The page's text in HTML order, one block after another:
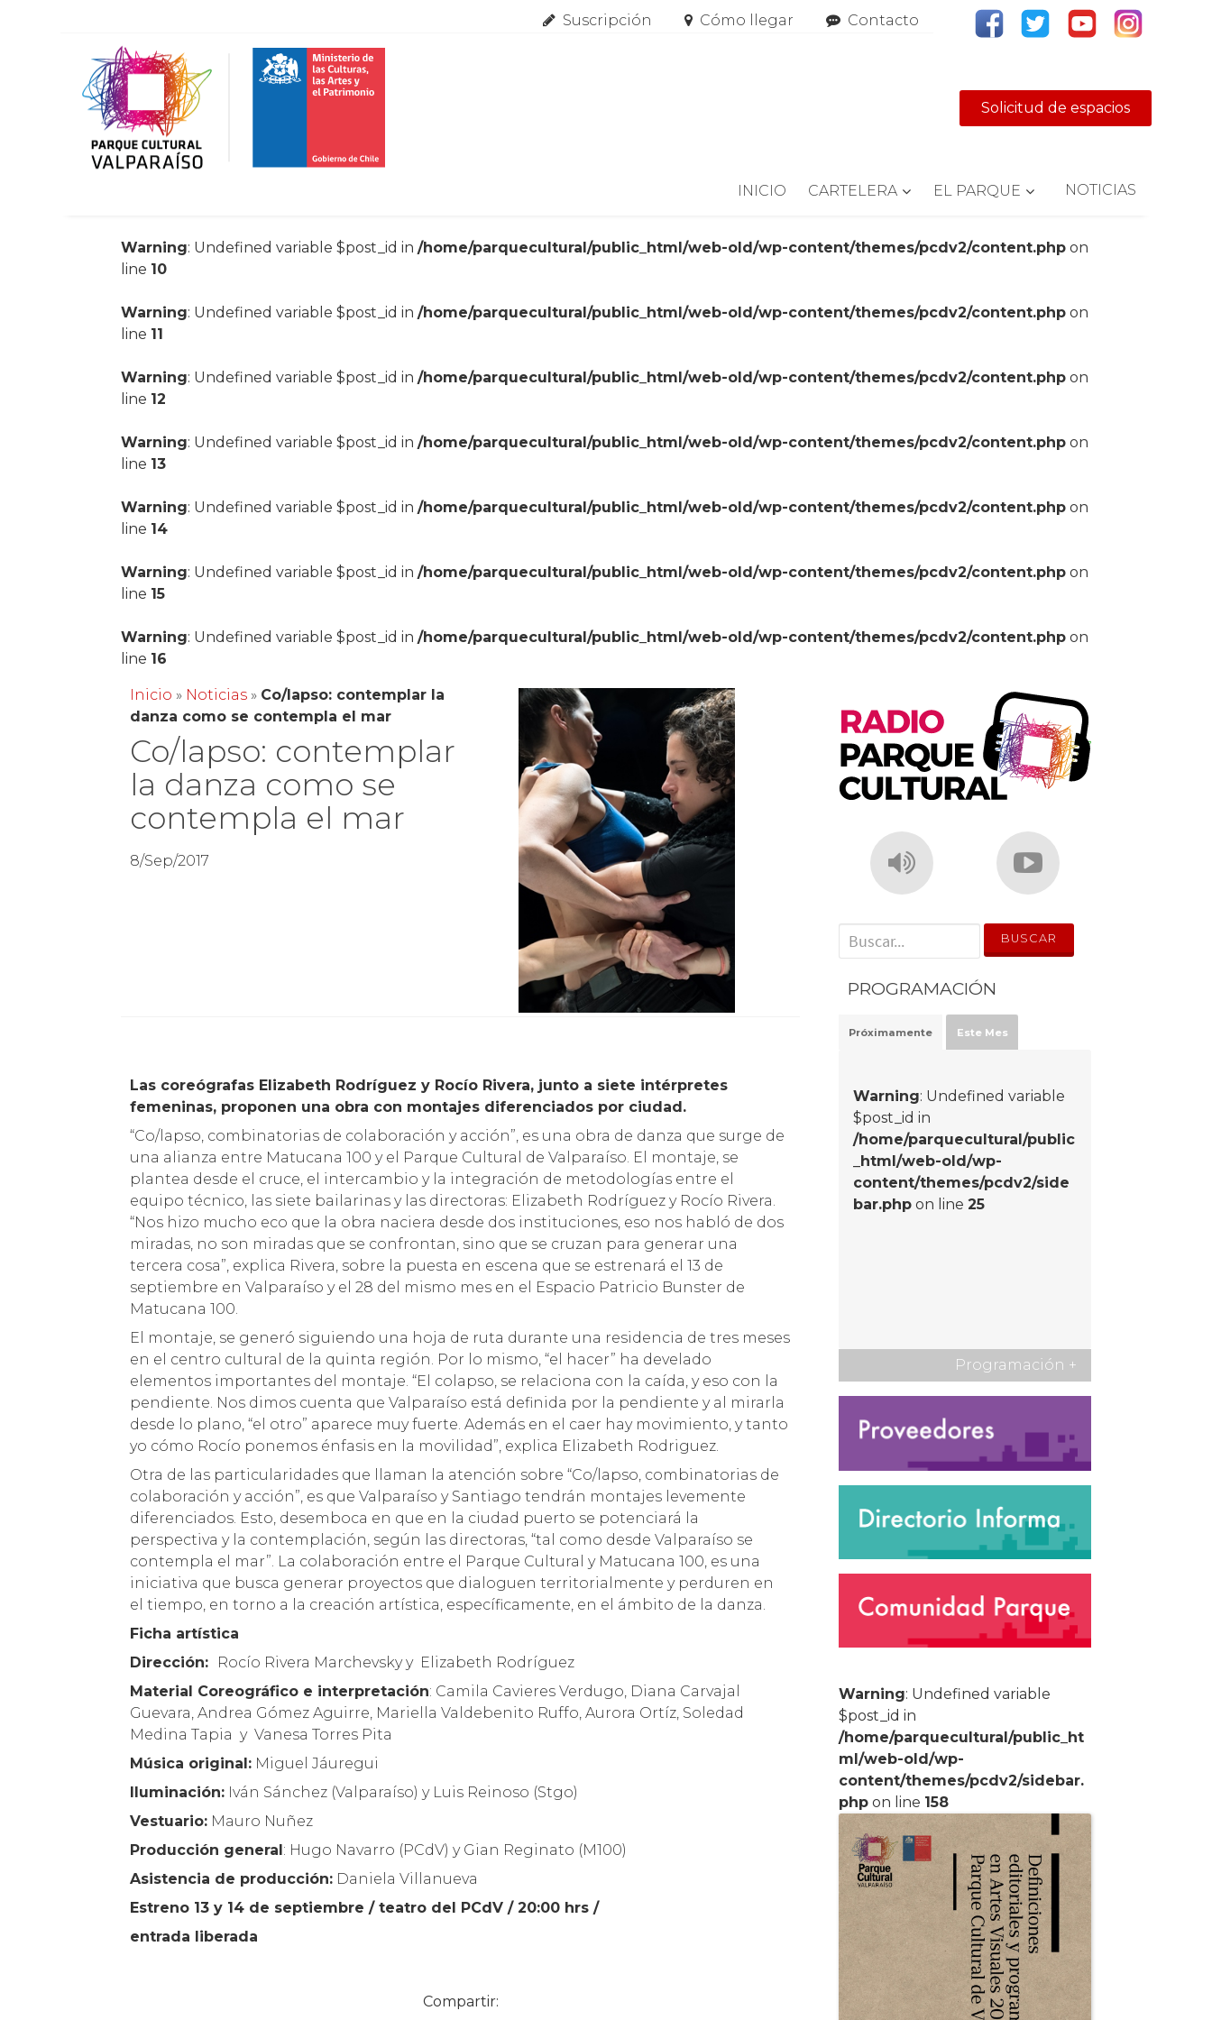
Suscripción Cómo llegar Contacto
Solicitud de espacios
INICIO CARTELERA EL PARQUE NOTICIAS
Warning: Undefined variable $post_id in/home/parquecultural/public_html/web-old/wp-content/themes/pcdv2/content.php on
line 10
Warning: Undefined variable $post_id in/home/parquecultural/public_html/web-old/wp-content/themes/pcdv2/content.php on
line 11
Warning: Undefined variable $post_id in/home/parquecultural/public_html/web-old/wp-content/themes/pcdv2/content.php on
line 12
Warning: Undefined variable $post_id in/home/parquecultural/public_html/web-old/wp-content/themes/pcdv2/content.php on
line 13
Warning: Undefined variable $post_id in/home/parquecultural/public_html/web-old/wp-content/themes/pcdv2/content.php on
line 14
Warning: Undefined variable $post_id in/home/parquecultural/public_html/web-old/wp-content/themes/pcdv2/content.php on
line 15
Warning: Undefined variable $post_id in/home/parquecultural/public_html/web-old/wp-content/themes/pcdv2/content.php on
line 16
Inicio » Noticias » Co/lapso: contemplar la
danza como se contempla el mar
Co/lapso: contemplar
la danza como se
contempla el mar
8/Sep/2017
Las coreógrafas Elizabeth Rodríguez y Rocío Rivera, junto a siete intérpretes
femeninas, proponen una obra con montajes diferenciados por ciudad.
“Co/lapso, combinatorias de colaboración y acción”, es una obra de danza que surge de
una alianza entre Matucana 100 y el Parque Cultural de Valparaíso. El montaje, se
plantea desde el cruce, el intercambio y la integración de metodologías entre el
equipo técnico, las siete bailarinas y las directoras: Elizabeth Rodríguez y Rocío Rivera.
“Nos hizo mucho eco que la obra naciera desde dos instituciones, eso nos habló de dos
miradas, no son miradas que se confrontan, sino que se cruzan para generar una
tercera cosa”, explica Rivera, sobre la puesta en escena que se estrenará el 13 de
septiembre en Valparaíso y el 28 del mismo mes en el Espacio Patricio Bunster de
Matucana 100.
El montaje, se generó siguiendo una hoja de ruta durante una residencia de tres meses
en el centro cultural de la quinta región. Por lo mismo, “el hacer” ha develado
elementos importantes del montaje. “El colapso, se relaciona con la caída, y eso con la
pendiente. Nos dimos cuenta que Valparaíso está definida por la pendiente y al mirarla
desde lo plano, “el otro” aparece muy fuerte. Además en el caer hay movimiento, y tanto
yo cómo Rocío ponemos énfasis en la movilidad”, explica Elizabeth Rodriguez.
Otra de las particularidades que llaman la atención sobre “Co/lapso, combinatorias de
colaboración y acción”, es que Valparaíso y Santiago tendrán montajes levemente
diferenciados. Esto, desemboca en que en la ciudad puerto se potenciará la
perspectiva y la contemplación, según las directoras, “tal como desde Valparaíso se
contempla el mar”. La colaboración entre el Parque Cultural y Matucana 100, es una
iniciativa que busca generar proyectos que dialoguen territorialmente y perduren en
el tiempo, en torno a la creación artística, específicamente, en el ámbito de la danza.
Ficha artística
Dirección: Rocío Rivera Marchevsky y Elizabeth Rodríguez
Material Coreográfico e interpretación: Camila Cavieres Verdugo, Diana Carvajal
Guevara, Andrea Gómez Aguirre, Mariella Valdebenito Ruffo, Aurora Ortíz, Soledad
Medina Tapia y Vanesa Torres Pita
Música original: Miguel Jáuregui
Iluminación: Iván Sánchez (Valparaíso) y Luis Reinoso (Stgo)
Vestuario: Mauro Nuñez
Producción general: Hugo Navarro (PCdV) y Gian Reginato (M100)
Asistencia de producción: Daniela Villanueva
Estreno 13 y 14 de septiembre / teatro del PCdV / 20:00 hrs /
entrada liberada
Compartir:
' . __('Search for:') . '
PROGRAMACIÓN
Próximamente Este Mes
Warning: Undefined variable
$post_id in
/home/parquecultural/public
_html/web-old/wp-
content/themes/pcdv2/side
bar.php on line25
Programación +
Warning: Undefined variable
$post_id in
/home/parquecultural/public_ht
ml/web-old/wp-
content/themes/pcdv2/sidebar.
php on line 158